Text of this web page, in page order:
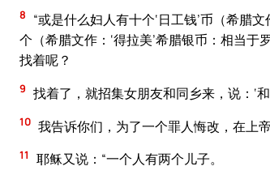
8
“或是什么妇人有十个‘日工钱’币（希腊
个（希腊文作：‘得拉美’希腊银币：相当
找着呢？
9 找着了，就招集女朋友和同乡来，说：‘
10 我告诉你们，为了一个罪人悔改，在上
11 耶稣又说：“一个人有两个儿子。